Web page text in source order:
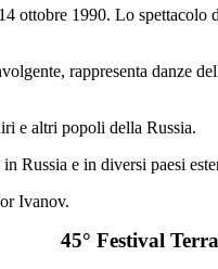
1990. Lo
rappresenta danze
e altri popoli della Russia.
Russia e in diversi paesi
Ivanov.
45° Festival